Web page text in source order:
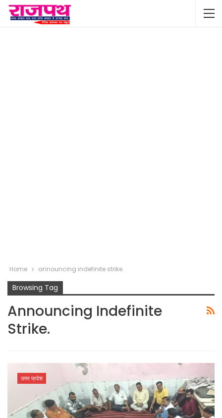
Home announcing indefinite strike.
Browsing Tag
Announcing Indefinite
Strike.
उत्तर प्रदेश